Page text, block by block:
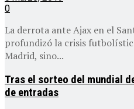
0
La derrota ante Ajax en el
profundizó la crisis
Madrid, sino...
Tras el sorteo del mundial
de entradas